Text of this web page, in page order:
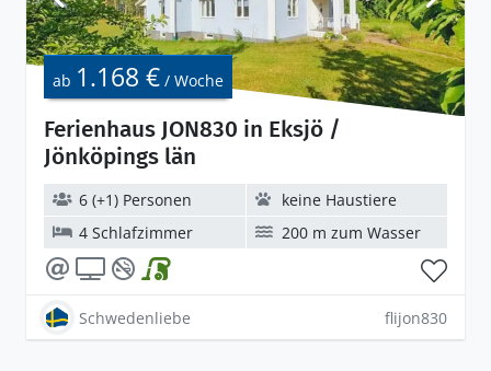
Ferienhaus JON830 in Eksjö /
Jönköpings län
ab 1.168 € / Woche
6 (+1) Personen
keine Haustiere
4 Schlafzimmer
200 m zum Wasser
Schwedenliebe flijon830